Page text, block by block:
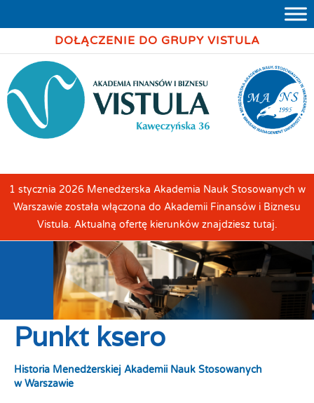
DOŁĄCZENIE DO GRUPY VISTULA
1 stycznia 2026 Menedżerska Akademia Nauk Stosowanych w
Warszawie została włączona do Akademii Finansów i Biznesu
Vistula. Aktualną ofertę kierunków znajdziesz tutaj.
Punkt ksero
Historia Menedżerskiej Akademii Nauk Stosowanych
w Warszawie